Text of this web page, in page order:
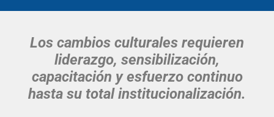
Los cambios culturales requieren
liderazgo, sensibilización,
capacitación y esfuerzo continuo
hasta su total institucionalización.